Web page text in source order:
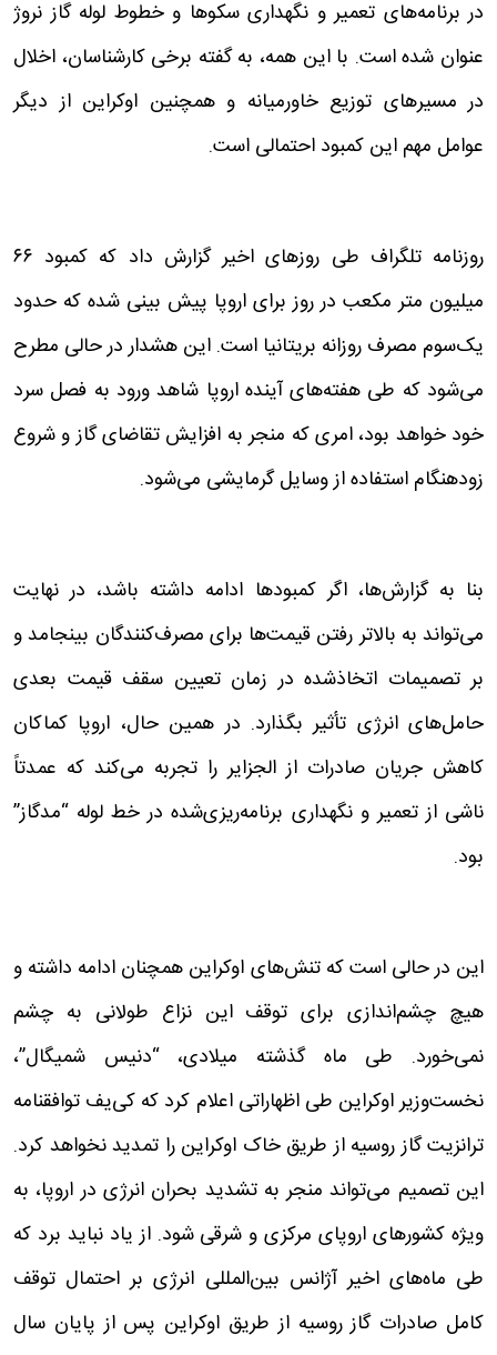
در برنامه‌های تعمیر و نگهداری سکوها و خطوط لوله گاز نروژ
عنوان شده است. با این همه، به گفته برخی کارشناسان، اخلال
در مسیرهای توزیع خاورمیانه و همچنین اوکراین از دیگر
عوامل مهم این کمبود احتمالی است.
روزنامه تلگراف طی روزهای اخیر گزارش داد که کمبود ۶۶
میلیون متر مکعب در روز برای اروپا پیش بینی شده که حدود
یک‌سوم مصرف روزانه بریتانیا است. این هشدار در حالی مطرح
می‌شود که طی هفته‌های آینده اروپا شاهد ورود به فصل سرد
خود خواهد بود، امری که منجر به افزایش تقاضای گاز و شروع
زودهنگام استفاده از وسایل گرمایشی می‌شود.
بنا به گزارش‌ها، اگر کمبودها ادامه داشته باشد، در نهایت
می‌تواند به بالاتر رفتن قیمت‌ها‌ برای مصرف‌کنندگان بینجامد و
بر تصمیمات اتخاذ‌شده در زمان تعیین سقف قیمت بعدی
حامل‌های انرژی تأثیر بگذارد. در همین حال، اروپا کماکان
کاهش جریان صادرات از الجزایر را تجربه می‌کند که عمدتاً
ناشی از تعمیر و نگهداری برنامه‌ریزی‌شده در خط لوله “مدگاز”
بود.
این در حالی است که تنش‌های اوکراین همچنان ادامه داشته و
هیچ چشم‌اندازی برای توقف این نزاع طولانی به چشم
نمی‌خورد. طی ماه گذشته میلادی،‌ “دنیس شمیگال”،
نخست‌وزیر اوکراین طی اظهاراتی اعلام کرد که کی‌یف توافقنامه
ترانزیت گاز روسیه از طریق خاک اوکراین را تمدید نخواهد کرد.
این تصمیم می‌تواند منجر به تشدید بحران انرژی در اروپا، به
ویژه کشورهای اروپای مرکزی و شرقی شود. از یاد نباید برد که
طی ماه‌های اخیر آژانس بین‌المللی انرژی بر احتمال توقف
کامل صادرات گاز روسیه از طریق اوکراین پس از پایان سال